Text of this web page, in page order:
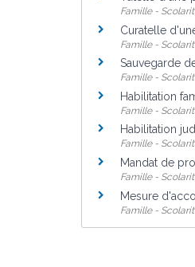
Famille -
Curatelle
Famille -
Sauvegarde
Famille -
Habilitation
Famille -
Habilitation
Famille -
Mandat de
Famille -
Mesure
Famille -